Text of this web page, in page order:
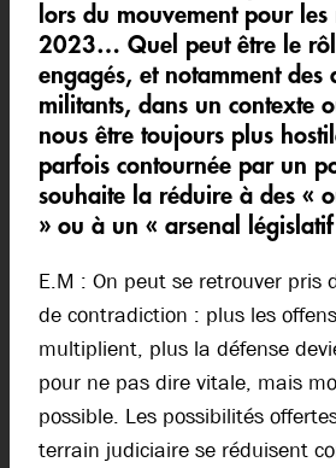
lors du mouvement pour les
2023… Quel peut être le
engagés, et notamment des
militants, dans un contexte
nous être toujours plus
parfois contournée par un
souhaite la réduire à des «
» ou à un « arsenal
E.M : On peut se retrouver pris
de contradiction : plus les
multiplient, plus la défense
pour ne pas dire vitale, mais
possible. Les possibilités
terrain judiciaire se réduisent